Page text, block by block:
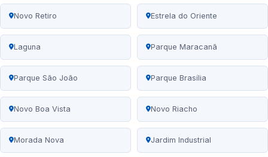
Novo Retiro Estrela do Oriente
Laguna Parque Maracanã
Parque São João Parque Brasília
Novo Boa Vista Novo Riacho
Morada Nova Jardim Industrial